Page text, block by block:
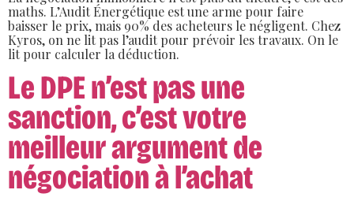
maths. L’Audit Énergétique est une arme pour faire
baisser le prix, mais 90% des acheteurs le négligent. Chez
Kyros, on ne lit pas l’audit pour prévoir les travaux. On le
lit pour calculer la déduction.
Le DPE n’est pas une
sanction, c’est votre
meilleur argument de
négociation à l’achat